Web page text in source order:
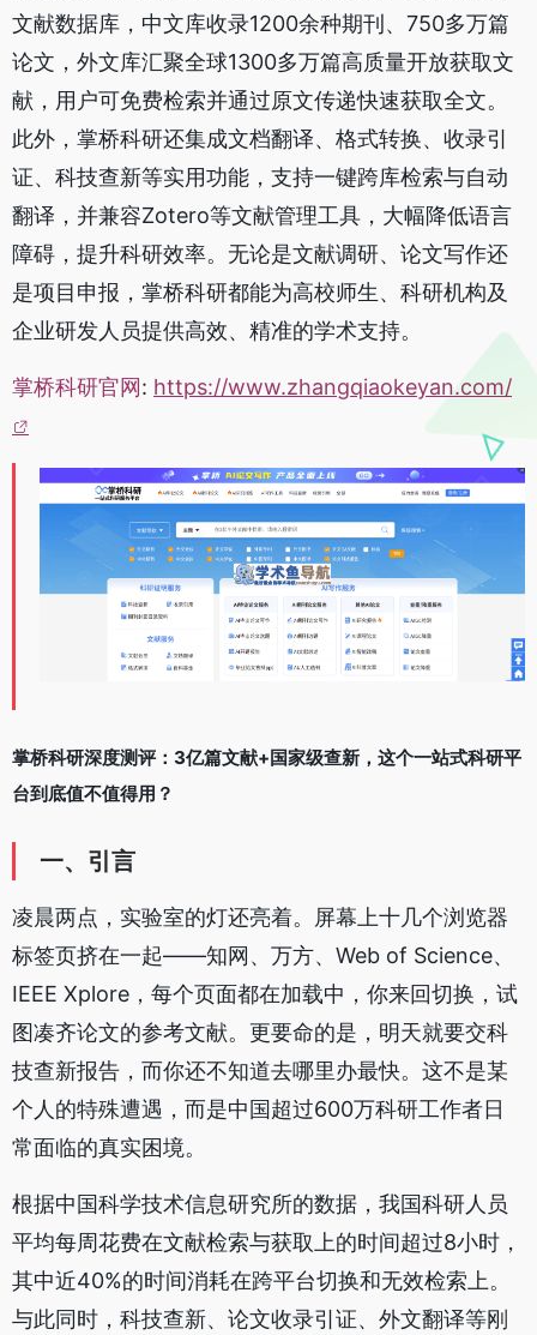
文献数据库，中文库收录1200余种期刊、750多万篇
论文，外文库汇聚全球1300多万篇高质量开放获取文
献，用户可免费检索并通过原文传递快速获取全文。
此外，掌桥科研还集成文档翻译、格式转换、收录引
证、科技查新等实用功能，支持一键跨库检索与自动
翻译，并兼容Zotero等文献管理工具，大幅降低语言
障碍，提升科研效率。无论是文献调研、论文写作还
是项目申报，掌桥科研都能为高校师生、科研机构及
企业研发人员提供高效、精准的学术支持。
掌桥科研官网: https://www.zhangqiaokeyan.com/
掌桥科研深度测评：3亿篇文献+国家级查新，这个一站式科研平
台到底值不值得用？
一、引言
凌晨两点，实验室的灯还亮着。屏幕上十几个浏览器
标签页挤在一起——知网、万方、Web of Science、
IEEE Xplore，每个页面都在加载中，你来回切换，试
图凑齐论文的参考文献。更要命的是，明天就要交科
技查新报告，而你还不知道去哪里办最快。这不是某
个人的特殊遭遇，而是中国超过600万科研工作者日
常面临的真实困境。
根据中国科学技术信息研究所的数据，我国科研人员
平均每周花费在文献检索与获取上的时间超过8小时，
其中近40%的时间消耗在跨平台切换和无效检索上。
与此同时，科技查新、论文收录引证、外文翻译等刚